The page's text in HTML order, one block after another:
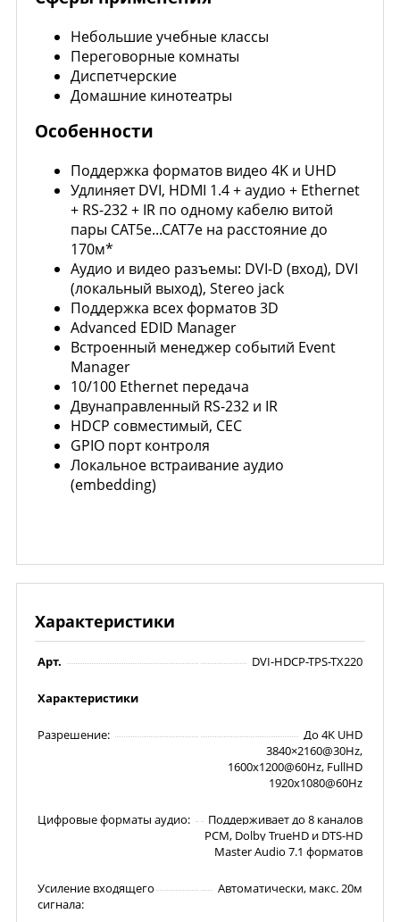
Небольшие учебные классы
Переговорные комнаты
Диспетчерские
Домашние кинотеатры
Особенности
Поддержка форматов видео 4K и UHD
Удлиняет DVI, HDMI 1.4 + аудио + Ethernet
+ RS-232 + IR по одному кабелю витой
пары CAT5e...CAT7e на расстояние до
170м*
Аудио и видео разъемы: DVI-D (вход), DVI
(локальный выход), Stereo jack
Поддержка всех форматов 3D
Advanced EDID Manager
Встроенный менеджер событий Event
Manager
10/100 Ethernet передача
Двунаправленный RS-232 и IR
HDCP совместимый, CEC
GPIO порт контроля
Локальное встраивание аудио
(embedding)
Характеристики
Арт. DVI-HDCP-TPS-TX220
Характеристики
Разрешение:
До 4K UHD
3840×2160@30Hz,
1600x1200@60Hz, FullHD
1920x1080@60Hz
Цифровые форматы аудио:
Поддерживает до 8 каналов
PCM, Dolby TrueHD и DTS-HD
Master Audio 7.1 форматов
Усиление входящего
сигнала:
Автоматически, макс. 20м